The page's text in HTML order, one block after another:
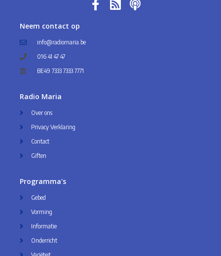
Neem contact op
info@radiomaria.be
016 41 47 47
BE49 7333 7333 7771
Radio Maria
Over ons
Privacy Verklaring
Contact
Giften
Programma's
Gebed
Vorming
Informatie
Onderricht